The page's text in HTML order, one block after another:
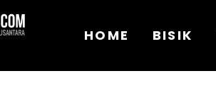
HOME BISIK